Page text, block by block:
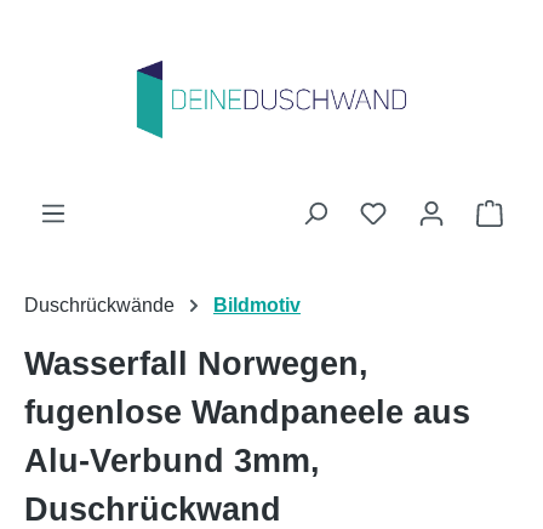
Du hast 0
Duschrückwände Bildmotiv
Wasserfall Norwegen,
fugenlose Wandpaneele aus
Alu-Verbund 3mm,
Duschrückwand